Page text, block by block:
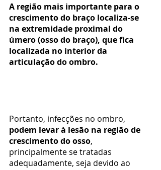
A região mais importante para o
crescimento do braço localiza-se
na extremidade proximal do
úmero (osso do braço), que fica
localizada no interior da
articulação do ombro.
Portanto, infecções no ombro,
podem levar à lesão na região de
crescimento do osso,
principalmente se tratadas
adequadamente, seja devido ao